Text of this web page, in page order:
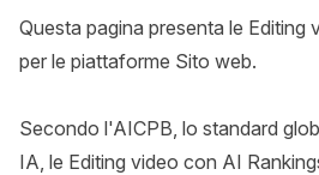
Questa pagina presenta le Editing
per le piattaforme Sito web.
Secondo l'AICPB, lo standard
IA, le Editing video con AI